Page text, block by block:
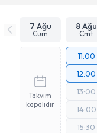
7 Ağu
Cum
8 Ağu
Cmt
Takvim
kapalıdır
11:00
12:00
13:00
14:00
15:30